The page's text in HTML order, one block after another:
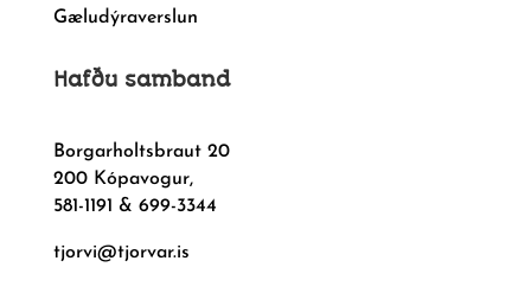
Gæludýraverslun
Hafðu samband
Borgarholtsbraut 20
200 Kópavogur,
581-1191 & 699-3344
tjorvi@tjorvar.is